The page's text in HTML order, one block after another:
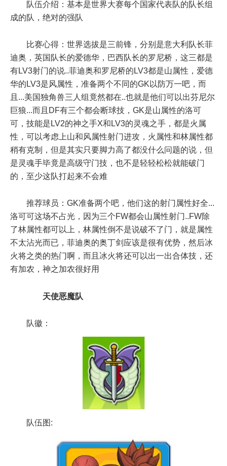
队伍介绍：基本是世界大赛每个国家代表队的队长组
成的队，绝对的强队
比赛心得：世界选拔是三前锋，分别是意大利队长菲
迪奥，英国队长的爱德华，巴西队长的罗尼桥，这三都是
有LV3射门的说..菲迪奥和罗尼桥的LV3都是山属性，爱德
华的LV3是风属性，准备两个不同的GK以防万一吧，而
且...美国独角兽三人组竟然都在..也就是他们可以出芬尼尔
巨狼...而且DF有三个都会断球技，GK是山属性的洛可
可，技能是LV2的神之手X和LV3的灵魂之手，都是火属
性，可以考虑上山和风属性射门进攻，火属性和林属性都
稍有克制，但是其实只要脚力高了都没什么问题的说，但
是灵魂手毕竟是高级守门技，也不是轻轻松松就能破门
的，至少这队打起来不会难
推荐球员：GK准备两个吧，他们这的射门属性好全...
洛可可这场不占光，因为三个FW都会山属性射门..FW除
了林属性都可以上，林属性倒不是说破不了门，就是属性
不太沾光而已，菲迪奥的奥丁剑应该是很有优势，然后冰
火将之类的热门啊，而且冰火将还可以出一出合体技，还
有加农，神之加农很好用
天使恶魔队
队徽：
队伍图: